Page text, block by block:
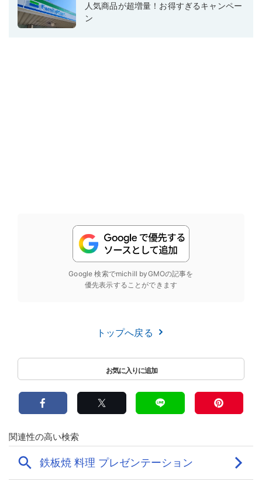
人気商品が超増量！お得すぎるキャンペー
ン
Google 検索でmichill byGMOの記事を
優先表示することができます
トップへ戻る